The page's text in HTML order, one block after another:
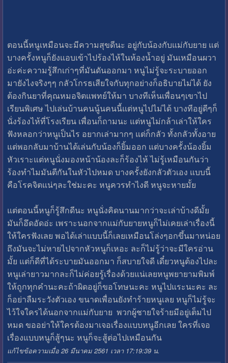
ตอนนี้หนูเหมือนจะมีความสุขดีนะ อยู่กับน้องกับแม่กับยาย แต่
บางครั้งหนูก็ยังแอบเข้าไปร้องไห้ในห้องน้ำอยู่ มันเหมือนผวา
อ่ะค่ะความรู้สึกเก่าๆที่มันดันออกมา หนูไม่รู้จะระบายออก
มายังไงจริงๆๆ กลัวโกรธเสียใจกับทุกอย่างก็อธิบายไม่ได้ ยัง
ต้องกินยาที่คุณหมอจิตแพทย์ให้มา บางทีเห็นเพื่อนๆเขาไป
เรียนพิเศษ ไปเล่นบ้านคนนู้นคนนี้แต่หนูไปไม่ได้ บางทีอยู่ดีๆก็
นั่งร้องไห้ที่โรงเรียน เพื่อนก็ถามนะ แต่หนูไม่กล้าเล่าให้ใคร
ฟังหลอกว่าหนูเป็นไร อยากเล่ามากๆ แต่ก็กลัว ทั้งกลัวทั้งอาย
แต่พอกลับมาบ้านได้เล่นกับน้องก็ยิ้มออก แต่บางครั้งน้องยิ้ม
หัวเราะแต่หนูนั่งมองหน้าน้องละก็ร้องไห้ ไม่รู้เหมือนกันว่า
ร้องทำไมมันตีกันในหัวไปหมด บางครั้งยังกลัวตัวเอง แบบนี้
คือโรคจิตแน่ๆละใช่มะคะ หนูควรทำไงดี หนูจะหายมั้ย
แต่ตอนนี้หนูก็รู้สึกดีนะ หนูนั่งคิดนานมากว่าจะเล่าบ้างดีมั้ย
มันก็อึดอัดอ่ะ เพราะนอกจากแม่กับยายหนูก็ไม่เคยเล่าเรื่องนี้
ให้ใครฟังเลย พอได้เล่าแบบนี้ก็เลยเหมือนโล่งๆอกขึ้นมาหน่อย
ถึงมันจะไม่หายไปจากหัวหนูก็เหอะ ละก็ไม่รู้ว่าจะมีใครอ่าน
มั้ย แต่ก็ดีที่ได้ระบายมันออกมา ก็สบายใจดี เดี๋ยวหนูต้องไปละ
หนูเล่ายาวมากละก็ไม่ค่อยรู้เรื่องด้วยแน่เลยหนูพยายามพิมพ์
ให้ถูกทุกคำนะคะถ้าผิดอยู่ก็ขอโทษนะคะ หนูไปแระนะคะ ละ
ก็อย่าลืมระวังตัวเอง ขนาดเพื่อนยังทำร้ายหนูเลย หนูก็ไม่รู้จะ
ไว้ใจใครได้นอกจากแม่กับยาย พวกผู้ชายใจร้ายมีอยู่เต็มไป
หมด ขออย่าให้ใครต้องมาเจอเรื่องแบบหนูอีกเลย ใครที่เจอ
เรื่องแบบหนูก็สู้ๆนะ หนูก็จะสู้ต่อไปเหมือนกัน
แก้ไขข้อความเมื่อ 26 มีนาคม 2561 เวลา 17:19:39 น.